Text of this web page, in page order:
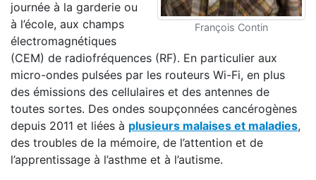
François Contin
journée à la garderie ou
à l’école, aux champs
électromagnétiques
(CEM) de radiofréquences (RF). En particulier aux
micro-ondes pulsées par les routeurs Wi-Fi, en plus
des émissions des cellulaires et des antennes de
toutes sortes. Des ondes soupçonnées cancérogènes
depuis 2011 et liées à plusieurs malaises et maladies,
des troubles de la mémoire, de l’attention et de
l’apprentissage à l’asthme et à l’autisme.